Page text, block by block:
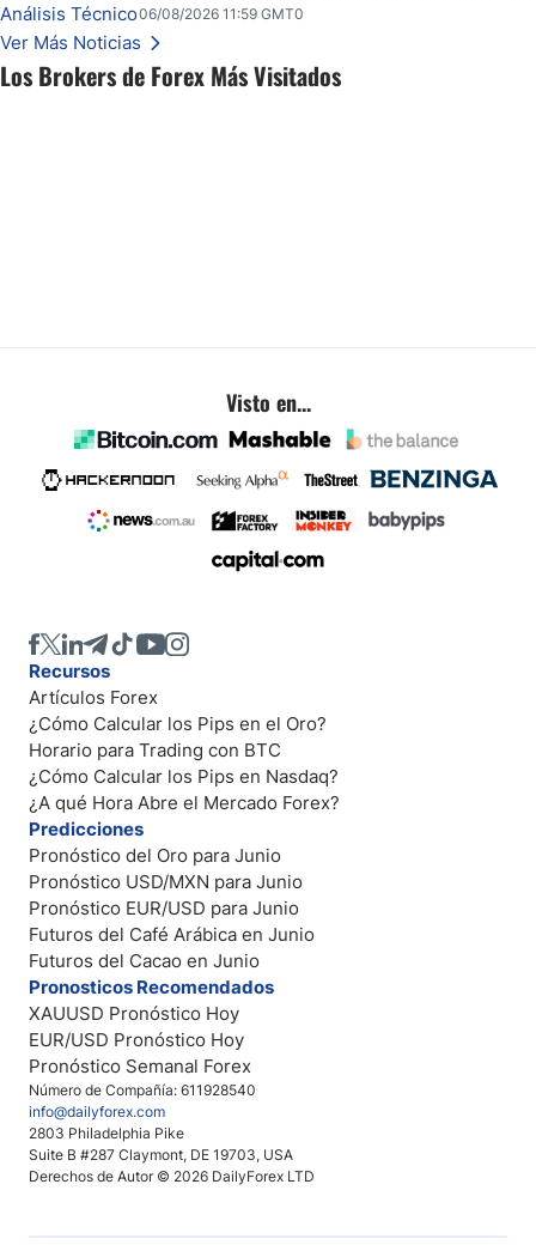
Los Brokers de Forex Más Visitados
Una reducción de tasas por parte del banco central de Brasil y unas elecciones
inminentes están remodelando silenciosamente un rango familiar del USD/BRL.
Esto es lo que los traders están observando a continuación.
Análisis Técnico06/08/2026 11:59 GMT0
Ver Más Noticias
Visto en...
Número de Compañía: 611928540
info@dailyforex.com
2803 Philadelphia Pike
Suite B #287 Claymont, DE 19703, USA
Derechos de Autor © 2026 DailyForex LTD
Recursos
Artículos Forex
¿Cómo Calcular los Pips en el Oro?
Horario para Trading con BTC
¿Cómo Calcular los Pips en Nasdaq?
¿A qué Hora Abre el Mercado Forex?
Predicciones
Pronóstico del Oro para Junio
Pronóstico USD/MXN para Junio
Pronóstico EUR/USD para Junio
Futuros del Café Arábica en Junio
Futuros del Cacao en Junio
Pronosticos Recomendados
XAUUSD Pronóstico Hoy
EUR/USD Pronóstico Hoy
Pronóstico Semanal Forex